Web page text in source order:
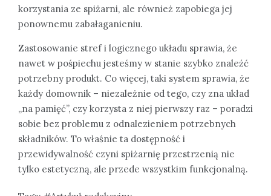
korzystania ze spiżarni, ale również zapobiega jej
ponownemu zabałaganieniu.
Zastosowanie stref i logicznego układu sprawia, że
nawet w pośpiechu jesteśmy w stanie szybko znaleźć
potrzebny produkt. Co więcej, taki system sprawia, że
każdy domownik – niezależnie od tego, czy zna układ
„na pamięć”, czy korzysta z niej pierwszy raz – poradzi
sobie bez problemu z odnalezieniem potrzebnych
składników. To właśnie ta dostępność i
przewidywalność czyni spiżarnię przestrzenią nie
tylko estetyczną, ale przede wszystkim funkcjonalną.